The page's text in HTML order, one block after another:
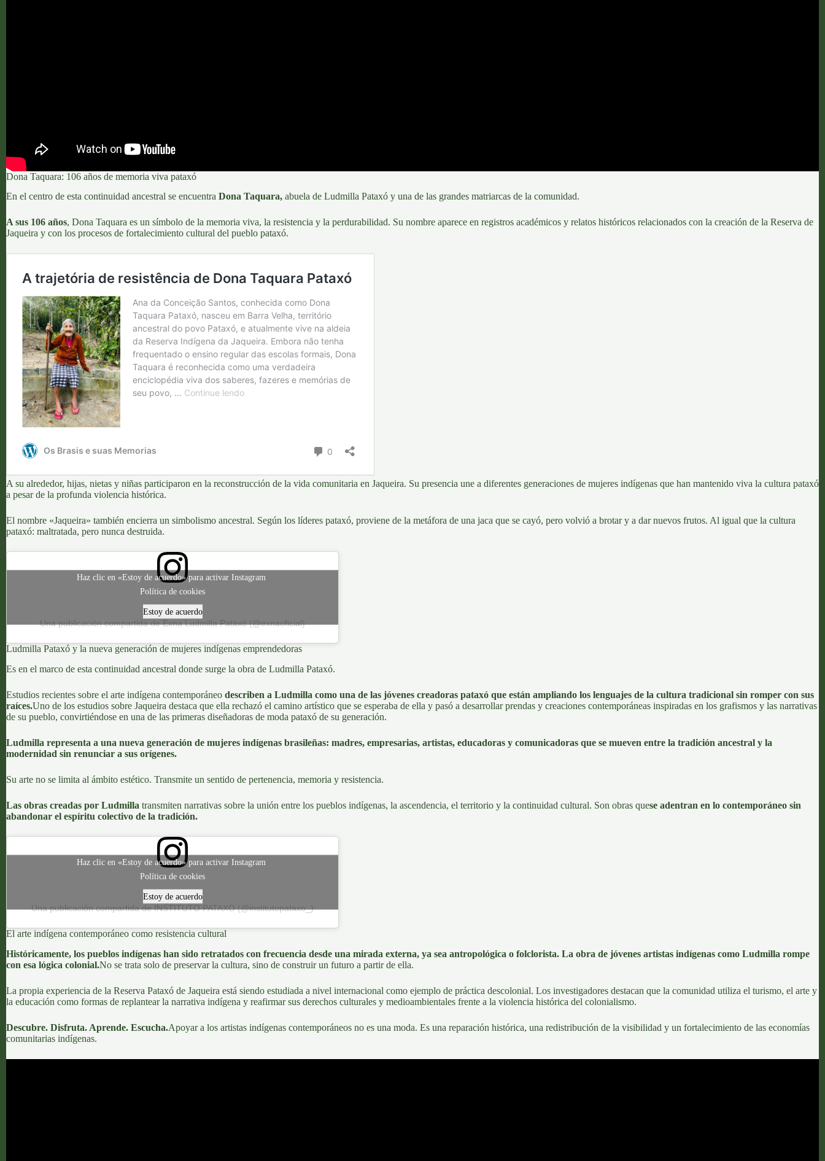
Dona Taquara: 106 años de memoria viva pataxó
En el centro de esta continuidad ancestral se encuentra Dona Taquara, abuela de Ludmilla Pataxó y una de las grandes matriarcas de la comunidad.
A sus 106 años, Dona Taquara es un símbolo de la memoria viva, la resistencia y la perdurabilidad. Su nombre aparece en registros académicos y relatos históricos relacionados con la creación de la Reserva de
Jaqueira y con los procesos de fortalecimiento cultural del pueblo pataxó.
A su alrededor, hijas, nietas y niñas participaron en la reconstrucción de la vida comunitaria en Jaqueira. Su presencia une a diferentes generaciones de mujeres indígenas que han mantenido viva la cultura pataxó
a pesar de la profunda violencia histórica.
El nombre «Jaqueira» también encierra un simbolismo ancestral. Según los líderes pataxó, proviene de la metáfora de una jaca que se cayó, pero volvió a brotar y a dar nuevos frutos. Al igual que la cultura
pataxó: maltratada, pero nunca destruida.
Una publicación compartida de Exna Ludmilla Pataxó (@exnaoficial)
Haz clic en «Estoy de acuerdo» para activar Instagram
Política de cookies
Estoy de acuerdo
Ludmilla Pataxó y la nueva generación de mujeres indígenas emprendedoras
Es en el marco de esta continuidad ancestral donde surge la obra de Ludmilla Pataxó.
Estudios recientes sobre el arte indígena contemporáneo describen a Ludmilla como una de las jóvenes creadoras pataxó que están ampliando los lenguajes de la cultura tradicional sin romper con sus
raíces.Uno de los estudios sobre Jaqueira destaca que ella rechazó el camino artístico que se esperaba de ella y pasó a desarrollar prendas y creaciones contemporáneas inspiradas en los grafismos y las narrativas
de su pueblo, convirtiéndose en una de las primeras diseñadoras de moda pataxó de su generación.
Ludmilla representa a una nueva generación de mujeres indígenas brasileñas: madres, empresarias, artistas, educadoras y comunicadoras que se mueven entre la tradición ancestral y la
modernidad sin renunciar a sus orígenes.
Su arte no se limita al ámbito estético. Transmite un sentido de pertenencia, memoria y resistencia.
Las obras creadas por Ludmilla transmiten narrativas sobre la unión entre los pueblos indígenas, la ascendencia, el territorio y la continuidad cultural. Son obras quese adentran en lo contemporáneo sin
abandonar el espíritu colectivo de la tradición.
Una publicación compartida de INSTITUTO PATAXÓ (@institutopataxo_)
Haz clic en «Estoy de acuerdo» para activar Instagram
Política de cookies
Estoy de acuerdo
El arte indígena contemporáneo como resistencia cultural
Históricamente, los pueblos indígenas han sido retratados con frecuencia desde una mirada externa, ya sea antropológica o folclorista. La obra de jóvenes artistas indígenas como Ludmilla rompe
con esa lógica colonial.No se trata solo de preservar la cultura, sino de construir un futuro a partir de ella.
La propia experiencia de la Reserva Pataxó de Jaqueira está siendo estudiada a nivel internacional como ejemplo de práctica descolonial. Los investigadores destacan que la comunidad utiliza el turismo, el arte y
la educación como formas de replantear la narrativa indígena y reafirmar sus derechos culturales y medioambientales frente a la violencia histórica del colonialismo.
Descubre. Disfruta. Aprende. Escucha.Apoyar a los artistas indígenas contemporáneos no es una moda. Es una reparación histórica, una redistribución de la visibilidad y un fortalecimiento de las economías
comunitarias indígenas.